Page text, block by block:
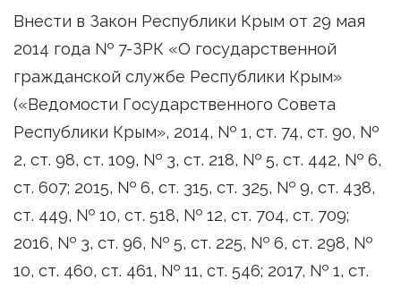
Внести в Закон Республики Крым от 29 мая
2014 года № 7-ЗРК «О государственной
гражданской службе Республики Крым»
(«Ведомости Государственного Совета
Республики Крым», 2014, № 1, ст. 74, ст. 90, №
2, ст. 98, ст. 109, № 3, ст. 218, № 5, ст. 442, № 6,
ст. 607; 2015, № 6, ст. 315, ст. 325, № 9, ст. 438,
ст. 449, № 10, ст. 518, № 12, ст. 704, ст. 709;
2016, № 3, ст. 96, № 5, ст. 225, № 6, ст. 298, №
10, ст. 460, ст. 461, № 11, ст. 546; 2017, № 1, ст.